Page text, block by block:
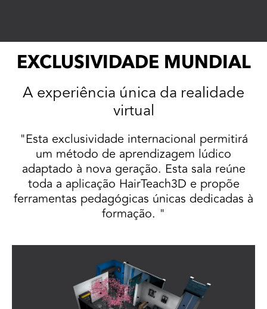
EXCLUSIVIDADE MUNDIAL
A experiência única da realidade
virtual
"Esta exclusividade internacional permitirá
um método de aprendizagem lúdico
adaptado à nova geração. Esta sala reúne
toda a aplicação HairTeach3D e propõe
ferramentas pedagógicas únicas dedicadas à
formação. "